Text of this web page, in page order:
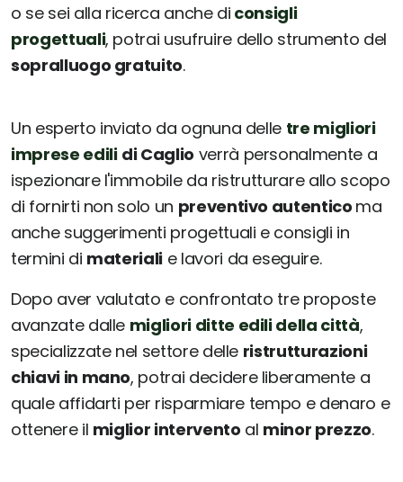
o se sei alla ricerca anche di consigli
progettuali, potrai usufruire dello strumento del
sopralluogo gratuito.
Un esperto inviato da ognuna delle tre migliori
imprese edili di Caglio verrà personalmente a
ispezionare l'immobile da ristrutturare allo scopo
di fornirti non solo un preventivo autentico ma
anche suggerimenti progettuali e consigli in
termini di materiali e lavori da eseguire.
Dopo aver valutato e confrontato tre proposte
avanzate dalle migliori ditte edili della città,
specializzate nel settore delle ristrutturazioni
chiavi in mano, potrai decidere liberamente a
quale affidarti per risparmiare tempo e denaro e
ottenere il miglior intervento al minor prezzo.